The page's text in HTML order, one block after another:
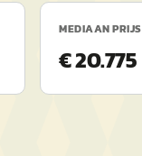
MEDIAAN PRIJS
€ 20.775